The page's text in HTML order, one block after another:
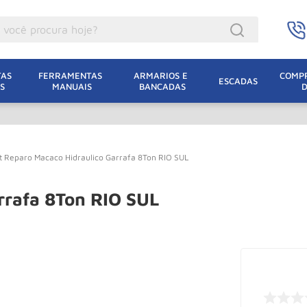
FERRAMENTAS
MANUAIS
ARMARIOS E
BANCADAS
ESCADAS
Reparo Macaco Hidraulico Garrafa 8Ton RIO SUL
8Ton RIO SUL
Eletrica